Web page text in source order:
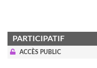
PARTICIPATIF
ACCÈS PUBLIC